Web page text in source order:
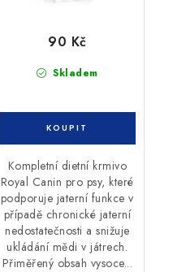
Skladem
90 Kč
Kompletní dietní krmivo
Royal Canin pro psy, které
podporuje jaterní funkce v
případě chronické jaterní
nedostatečnosti a snižuje
ukládání mědi v játrech.
Přiměřený obsah vysoce...